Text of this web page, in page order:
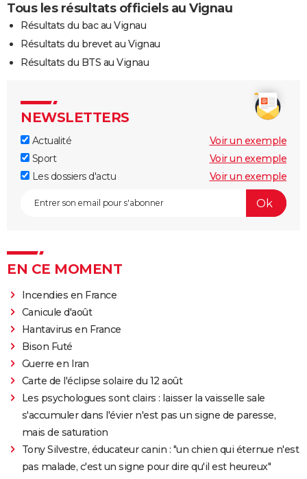
Tous les résultats officiels au Vignau
Résultats du bac au Vignau
Résultats du brevet au Vignau
Résultats du BTS au Vignau
NEWSLETTERS
Actualité
Voir un exemple
Sport
Voir un exemple
Les dossiers d'actu
Voir un exemple
EN CE MOMENT
Incendies en France
Canicule d'août
Hantavirus en France
Bison Futé
Guerre en Iran
Carte de l'éclipse solaire du 12 août
Les psychologues sont clairs : laisser la vaisselle sale
s'accumuler dans l'évier n'est pas un signe de paresse,
mais de saturation
Tony Silvestre, éducateur canin : "un chien qui éternue n'est
pas malade, c'est un signe pour dire qu'il est heureux"